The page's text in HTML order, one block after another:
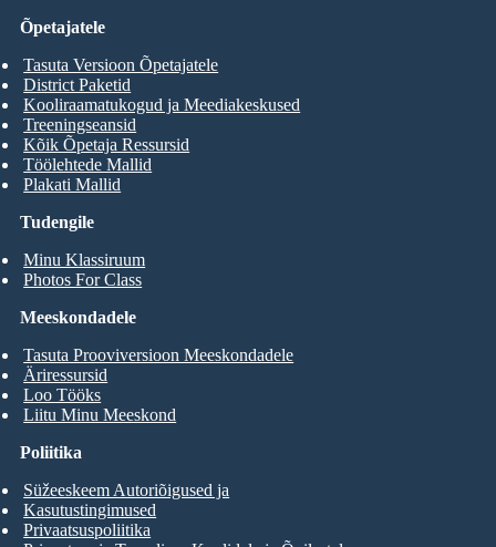
Tudengile
Minu Klassiruum
Photos For Class
Õpetajatele
Tasuta Versioon Õpetajatele
District Paketid
Kooliraamatukogud ja Meediakeskused
Treeningseansid
Kõik Õpetaja Ressursid
Töölehtede Mallid
Plakati Mallid
Meeskondadele
Tasuta Prooviversioon Meeskondadele
Äriressursid
Loo Tööks
Liitu Minu Meeskond
Poliitika
Süžeeskeem Autoriõigused ja
Kasutustingimused
Privaatsuspoliitika